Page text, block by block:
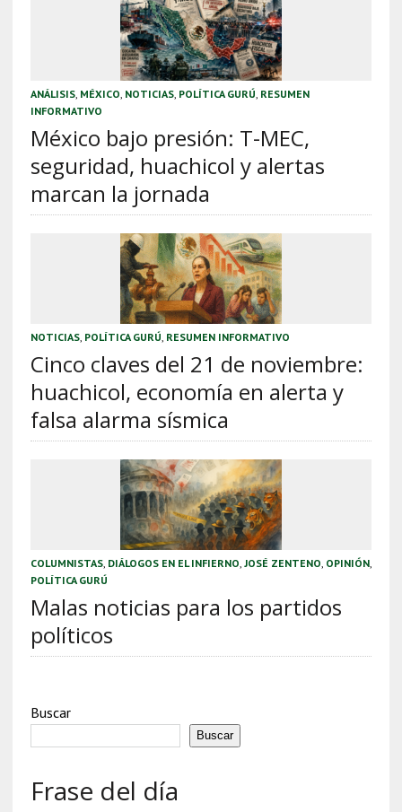
ANÁLISIS, MÉXICO NOTICIAS, POLÍTICA GURÚ RESUMEN
INFORMATIVO
México bajo presión: T-MEC,
seguridad, huachicol y alertas
marcan la jornada
NOTICIAS, POLÍTICA GURÚ RESUMEN INFORMATIVO
Cinco claves del 21 de noviembre:
huachicol, economía en alerta y
falsa alarma sísmica
COLUMNISTAS, DIÁLOGOS EN EL INFIERNO JOSÉ ZENTENO OPINIÓN,
POLÍTICA GURÚ
Malas noticias para los partidos
políticos
Buscar
Buscar
Frase del día